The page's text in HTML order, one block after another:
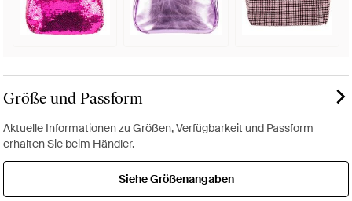
Größe und Passform
Aktuelle Informationen zu Größen, Verfügbarkeit und Passform
erhalten Sie beim Händler.
Siehe Größenangaben